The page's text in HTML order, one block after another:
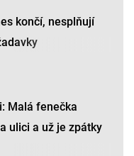
končí, nesplňují
Malá fenečka
ulici a už je zpátky